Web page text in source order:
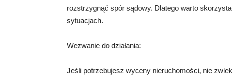
rozstrzygnąć spór sądowy. Dlatego warto
sytuacjach.
Wezwanie do działania:
Jeśli potrzebujesz wyceny nieruchomości, nie